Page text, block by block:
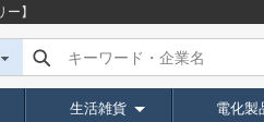
】
キーワード・企業名
生活雑貨 電化製